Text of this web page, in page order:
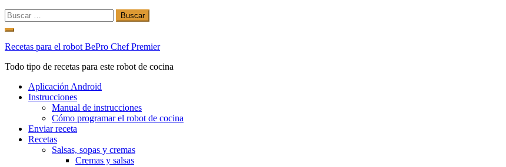
Buscar:
Ir
contenido
Recetas para el robot BePro Chef Premier
Todo tipo de recetas para este robot de cocina
Aplicación Android
Instrucciones
Manual de instrucciones
Cómo programar el robot de cocina
Enviar receta
Recetas
Salsas, sopas y cremas
Cremas y salsas